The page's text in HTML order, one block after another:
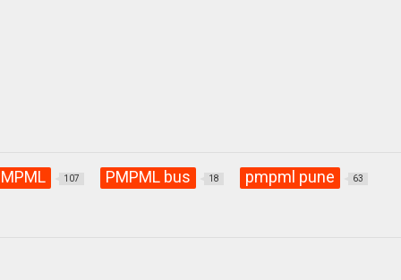
107 PMPML bus 18 pmpml pune 63